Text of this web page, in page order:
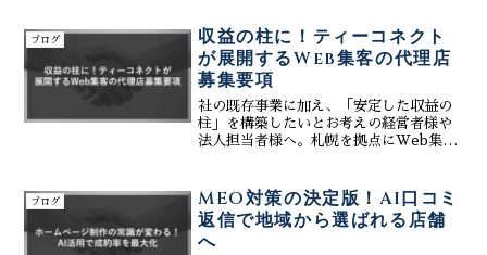
間で最大限の成果を生む、新時代の運用
メソッドを公開します。
ブログ
収益の柱に！ティーコネクト
が展開するWeb集客の代理店
募集要項
社の既存事業に加え、「安定した収益の
柱」を構築したいとお考えの経営者様や
法人担当者様へ。札幌を拠点にWeb集客
功を目指すビジネスパートナー（代理
店）を募集しております。...
ブログ
MEO対策の決定版！AI口コミ
返信で地域から選ばれる店舗
へ